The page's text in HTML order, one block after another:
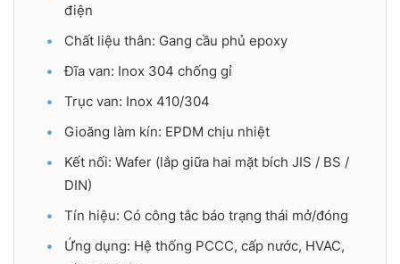
điện
Chất liệu thân: Gang cầu phủ epoxy
Đĩa van: Inox 304 chống gỉ
Trục van: Inox 410/304
Gioăng làm kín: EPDM chịu nhiệt
Kết nối: Wafer (lắp giữa hai mặt bích JIS / BS /
DIN)
Tín hiệu: Có công tắc báo trạng thái mở/đóng
Ứng dụng: Hệ thống PCCC, cấp nước, HVAC,